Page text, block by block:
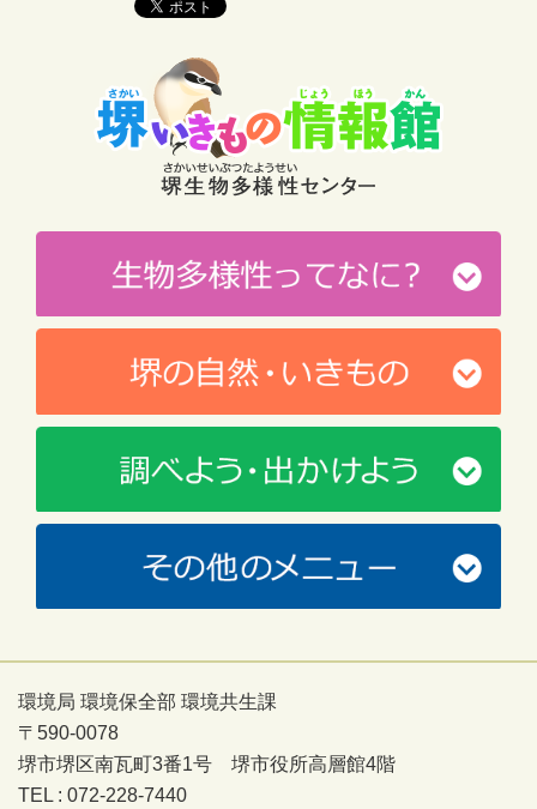
環境局 環境保全部 環境共生課
〒590-0078
堺市堺区南瓦町3番1号 堺市役所高層館4階
TEL : 072-228-7440